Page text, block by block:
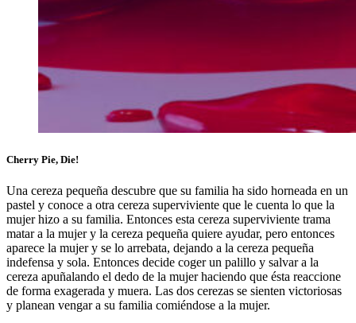
Cherry Pie, Die!
Una cereza pequeña descubre que su familia ha sido horneada en un
pastel y conoce a otra cereza superviviente que le cuenta lo que la
mujer hizo a su familia. Entonces esta cereza superviviente trama
matar a la mujer y la cereza pequeña quiere ayudar, pero entonces
aparece la mujer y se lo arrebata, dejando a la cereza pequeña
indefensa y sola. Entonces decide coger un palillo y salvar a la
cereza apuñalando el dedo de la mujer haciendo que ésta reaccione
de forma exagerada y muera. Las dos cerezas se sienten victoriosas
y planean vengar a su familia comiéndose a la mujer.